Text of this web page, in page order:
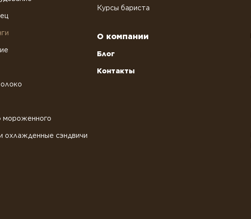
мороженного
охлажденные сэндвичи
Курсы бариста
О компании
Блог
Контакты